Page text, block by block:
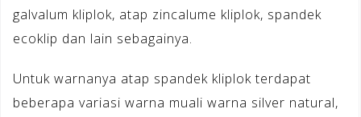
galvalum kliplok, atap zincalume kliplok, spandek
ecoklip dan lain sebagainya.
Untuk warnanya atap spandek kliplok terdapat
beberapa variasi warna muali warna silver natural,